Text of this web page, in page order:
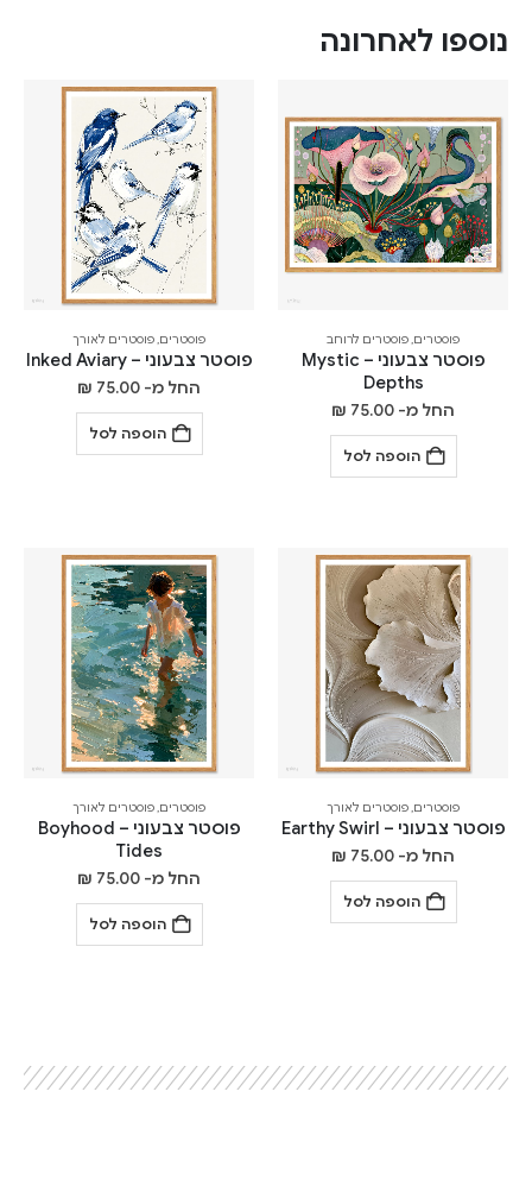
נוספו לאחרונה
פוסטרים,פוסטרים לרוחב
פוסטר צבעוני – Mystic
Depths
החל מ- ₪ 75.00
הוספה לסל
פוסטרים,פוסטרים לאורך
פוסטר צבעוני – Inked Aviary
החל מ- ₪ 75.00
הוספה לסל
פוסטרים,פוסטרים לאורך
פוסטר צבעוני – Earthy Swirl
החל מ- ₪ 75.00
הוספה לסל
פוסטרים,פוסטרים לאורך
פוסטר צבעוני – Boyhood
Tides
החל מ- ₪ 75.00
הוספה לסל